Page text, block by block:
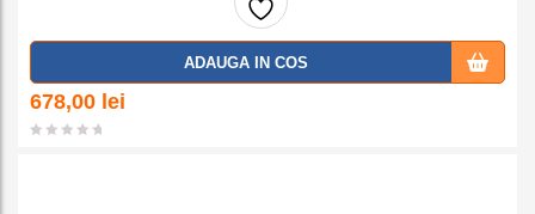
Adaug
ADAUGA IN COS
678,00 lei